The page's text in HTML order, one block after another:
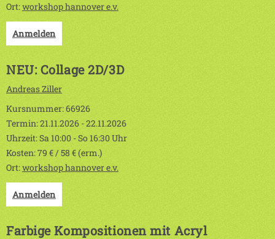
Ort:workshop hannover e.v.
Anmelden
NEU: Collage 2D/3D
Andreas Ziller
Kursnummer: 66926
Termin: 21.11.2026 - 22.11.2026
Uhrzeit: Sa 10:00 - So 16:30 Uhr
Kosten: 79 € / 58 € (erm.)
Ort:workshop hannover e.v.
Anmelden
Farbige Kompositionen mit Acryl